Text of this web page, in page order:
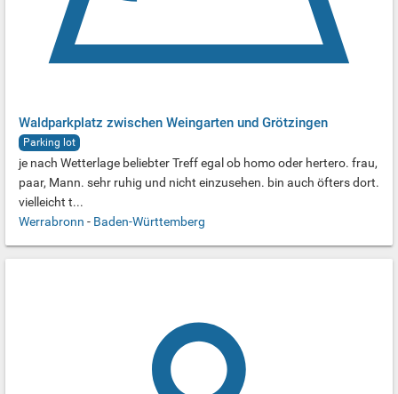
Waldparkplatz zwischen Weingarten und Grötzingen
Parking lot
je nach Wetterlage beliebter Treff egal ob homo oder hertero. frau,
paar, Mann. sehr ruhig und nicht einzusehen. bin auch öfters dort.
vielleicht t...
Werrabronn - Baden-Württemberg